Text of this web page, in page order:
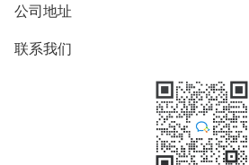
别墅社区
别墅模板
日式别墅
抖音
微信公众号
用户服务协议
隐私政策
公司地址
上海市浦东新区东方路1215-1217号
联系我们